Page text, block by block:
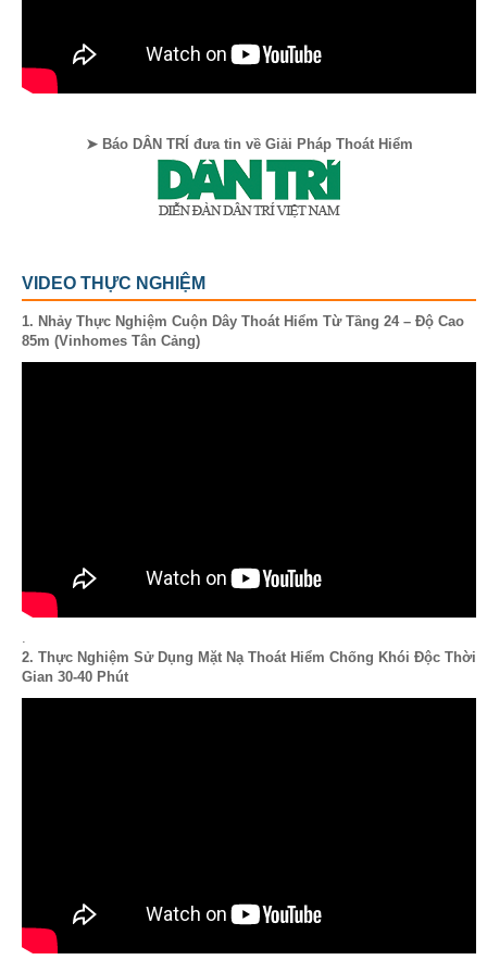
➤ Báo DÂN TRÍ đưa tin về Giải Pháp Thoát Hiểm
VIDEO THỰC NGHIỆM
1. Nhảy Thực Nghiệm Cuộn Dây Thoát Hiểm Từ Tầng 24 – Độ Cao
85m (Vinhomes Tân Cảng)
.
2. Thực Nghiệm Sử Dụng Mặt Nạ Thoát Hiểm Chống Khói Độc Thời
Gian 30-40 Phút